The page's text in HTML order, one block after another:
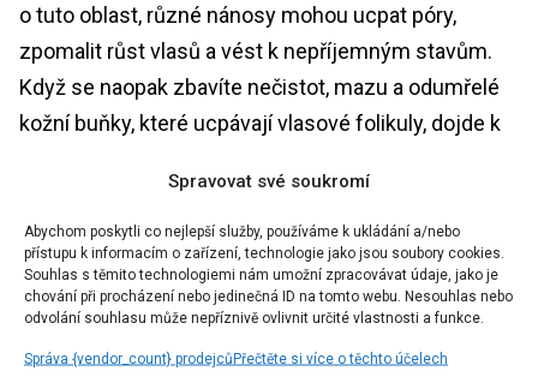
Spravovat své soukromí
Abychom poskytli co nejlepší služby, používáme k ukládání a/nebo
přístupu k informacím o zařízení, technologie jako jsou soubory cookies.
Souhlas s těmito technologiemi nám umožní zpracovávat údaje, jako je
chování při procházení nebo jedinečná ID na tomto webu. Nesouhlas nebo
odvolání souhlasu může nepříznivě ovlivnit určité vlastnosti a funkce.
Správa {vendor_count} prodejcůPřečtěte si více o těchto účelech
o tuto oblast, různé nánosy mohou ucpat póry,
zpomalit růst vlasů a vést k nepříjemným stavům.
Když se naopak zbavíte nečistot, mazu a odumřelé
kožní buňky, které ucpávají vlasové folikuly, dojde k
také připravit půdu pro další fáze péče jako je
hydratace a výživa. To vše se následně odrazí v
kvalitě vlasů.
PŘEČTĚTE SI TAKÉ:
VLASOVÁ TECHNIKA, JEJÍŽ VÝSLEDEK